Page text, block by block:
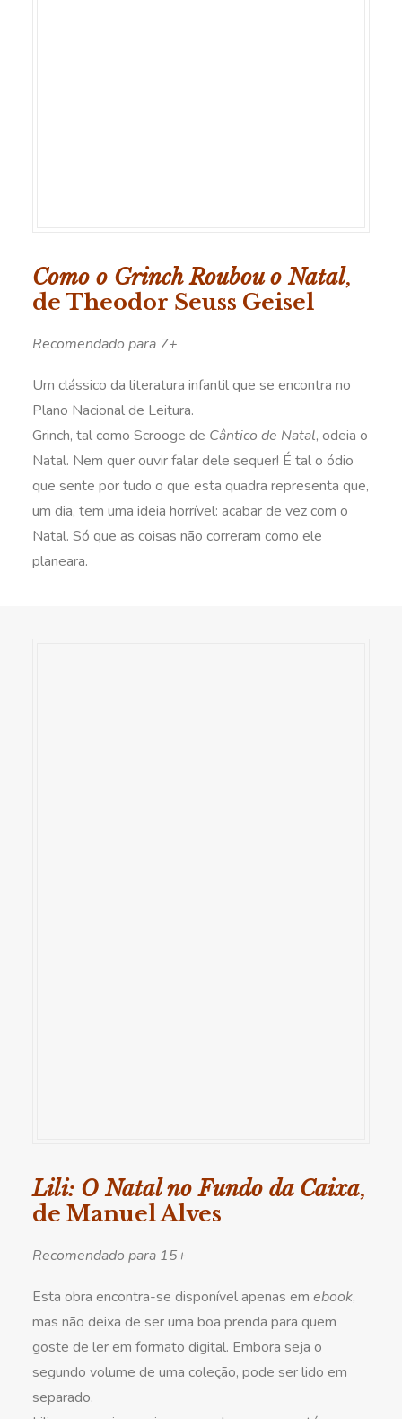
Como o Grinch Roubou o Natal,
de Theodor Seuss Geisel
Recomendado para 7+
Um clássico da literatura infantil que se encontra no
Plano Nacional de Leitura.
Grinch, tal como Scrooge de Cântico de Natal, odeia o
Natal. Nem quer ouvir falar dele sequer! É tal o ódio
que sente por tudo o que esta quadra representa que,
um dia, tem uma ideia horrível: acabar de vez com o
Natal. Só que as coisas não correram como ele
planeara.
Lili: O Natal no Fundo da Caixa,
de Manuel Alves
Recomendado para 15+
Esta obra encontra-se disponível apenas em ebook,
mas não deixa de ser uma boa prenda para quem
goste de ler em formato digital. Embora seja o
segundo volume de uma coleção, pode ser lido em
separado.